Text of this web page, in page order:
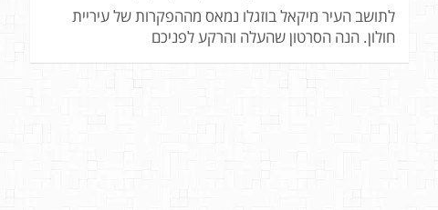
לתושב העיר מיקאל בוזגלו נמאס מההפקרות של עיריית
חולון. הנה הסרטון שהעלה והרקע לפניכם